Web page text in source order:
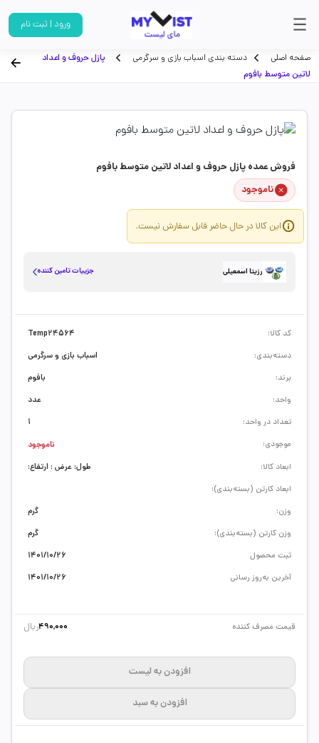
ورود | ثبت نام
صفحه اصلی دسته بندی اسباب بازی و سرگرمی
پازل حروف و اعداد
لاتین متوسط بافوم
فروش عمده پازل حروف و اعداد لاتین متوسط بافوم
ناموجود
این کالا در حال حاضر قابل سفارش نیست.
رزیتا اسمعیلی جزییات تامین کننده
ابعاد کالا:
طول: عرض : ارتفاع:
ابعاد کارتن (بسته‌بندی):
وزن:
گرم
وزن کارتن (بسته‌بندی):
گرم
ثبت محصول
1401/10/26
آخرین به‌روز رسانی
1401/10/26
کد کالا:
Temp24564
دسته‌بندی:
اسباب بازی و سرگرمی
برند:
بافوم
واحد:
عدد
تعداد در واحد:
1
موجودی:
ناموجود
قیمت مصرف کننده 490,000ریال
افزودن به لیست
افزودن به سبد